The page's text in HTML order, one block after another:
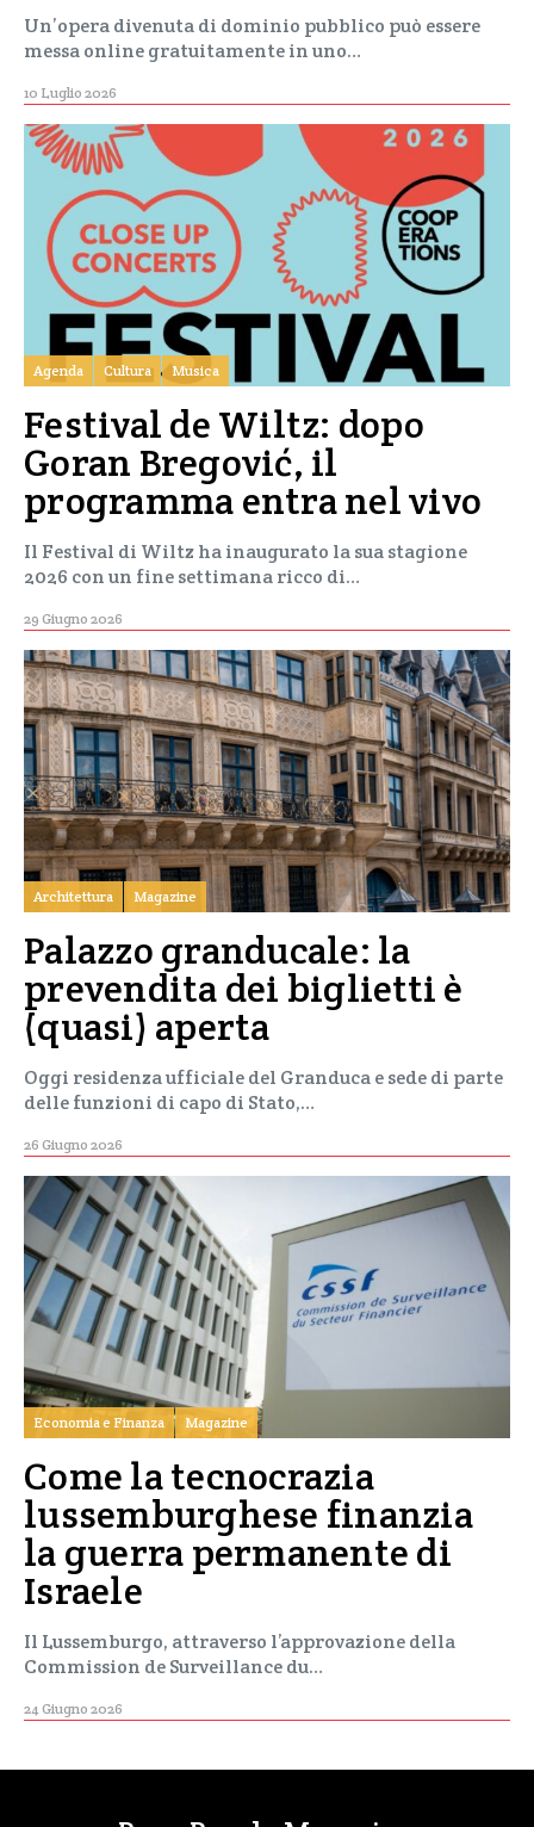
Un’opera divenuta di dominio pubblico può essere
messa online gratuitamente in uno…
10 Luglio 2026
Agenda Cultura Musica
Festival de Wiltz: dopo
Goran Bregović, il
programma entra nel vivo
Il Festival di Wiltz ha inaugurato la sua stagione
2026 con un fine settimana ricco di…
29 Giugno 2026
Architettura Magazine
Palazzo granducale: la
prevendita dei biglietti è
(quasi) aperta
Oggi residenza ufficiale del Granduca e sede di parte
delle funzioni di capo di Stato,…
26 Giugno 2026
Economia e Finanza Magazine
Come la tecnocrazia
lussemburghese finanzia
la guerra permanente di
Israele
Il Lussemburgo, attraverso l’approvazione della
Commission de Surveillance du…
24 Giugno 2026